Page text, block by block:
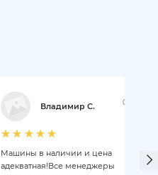
Владимир С. 09.01.2024
Машины в наличии и цена
адекватная!Все менеджеры